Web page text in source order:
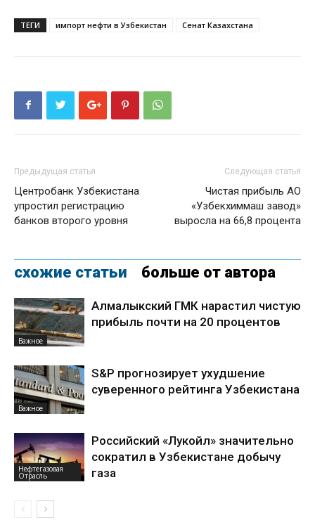
ТЕГИ импорт нефти в Узбекистан Сенат Казахстана
Предыдущая статья
Центробанк Узбекистана
упростил регистрацию
банков второго уровня
Следующая статья
Чистая прибыль АО
«Узбекхиммаш завод»
выросла на 66,8 процента
схожие статьи больше от автора
Важное
Алмалыкский ГМК нарастил чистую
прибыль почти на 20 процентов
Важное
S&P прогнозирует ухудшение
суверенного рейтинга Узбекистана
Нефтегазовая
Отрасль
Российский «Лукойл» значительно
сократил в Узбекистане добычу
газа